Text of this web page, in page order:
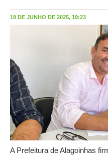
18 DE JUNHO DE 2025, 19:23
A Prefeitura de Alagoinhas